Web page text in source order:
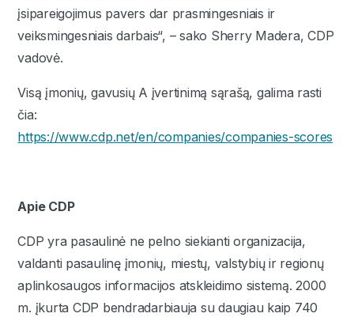
įsipareigojimus pavers dar prasmingesniais ir
veiksmingesniais darbais“, – sako Sherry Madera, CDP
vadovė.
Visą įmonių, gavusių A įvertinimą sąrašą, galima rasti
čia:
https://www.cdp.net/en/companies/companies-scores
Apie CDP
CDP yra pasaulinė ne pelno siekianti organizacija,
valdanti pasaulinę įmonių, miestų, valstybių ir regionų
aplinkosaugos informacijos atskleidimo sistemą. 2000
m. įkurta CDP bendradarbiauja su daugiau kaip 740